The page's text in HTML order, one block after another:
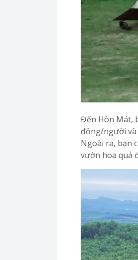
Đến Hòn Mát,
đồng/người và
Ngoài ra, bạn
vườn hoa quả